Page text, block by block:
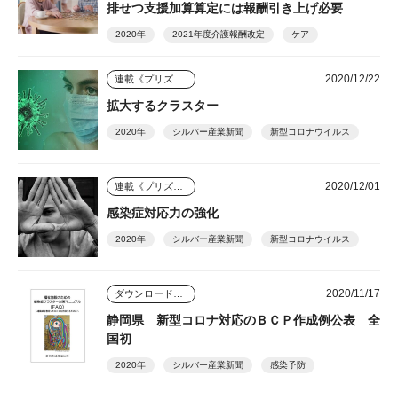
排せつ支援加算算定には報酬引き上げ必要
2020年 2021年度介護報酬改定 ケア
2020/12/22
拡大するクラスター
2020年 シルバー産業新聞 新型コロナウイルス
2020/12/01
感染症対応力の強化
2020年 シルバー産業新聞 新型コロナウイルス
2020/11/17
静岡県 新型コロナ対応のＢＣＰ作成例公表 全
国初
2020年 シルバー産業新聞 感染予防